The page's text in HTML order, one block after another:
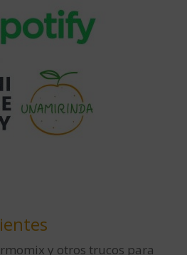
y otros trucos para